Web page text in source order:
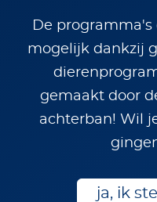
De
mogelijk dankzij
gemaakt door
achterban! Wil
ja, ik